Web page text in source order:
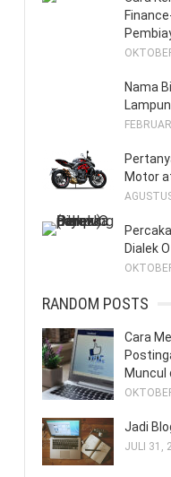
Nama
Motor
Dialek
RANDOM POSTS
Cara
Muncul
Jadi
JULI 31,